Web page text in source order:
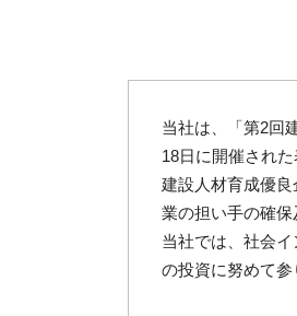
当社は、「第2回
18日に開催され
建設人材育成優
業の担い手の確保
当社では、社会
の投資に努めて参